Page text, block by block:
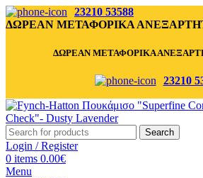
23210 53588
ΔΩΡΕΑΝ ΜΕΤΑΦΟΡΙΚΑ
ΔΩΡΕΑΝ ΜΕΤΑΦΟΡΙΚΑ
23210
Search
Login / Register
0 items 0.00€
Menu